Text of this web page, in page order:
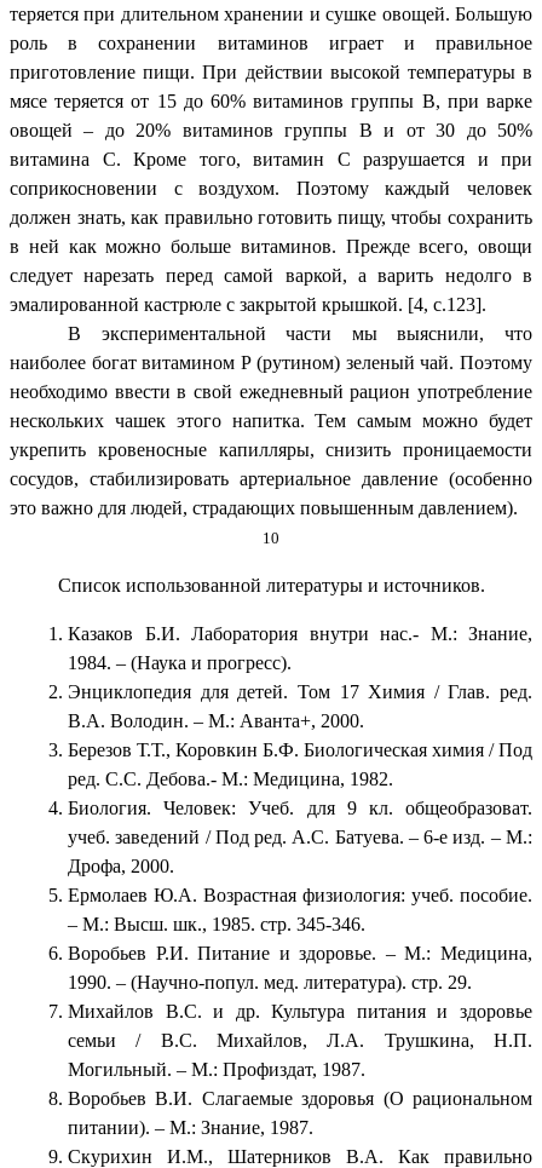
теряется при длительном хранении и сушке овощей. Большую
роль в сохранении витаминов играет и правильное
приготовление пищи. При действии высокой температуры в
мясе теряется от 15 до 60% витаминов группы В, при варке
овощей – до 20% витаминов группы В и от 30 до 50%
витамина С. Кроме того, витамин С разрушается и при
соприкосновении с воздухом. Поэтому каждый человек
должен знать, как правильно готовить пищу, чтобы сохранить
в ней как можно больше витаминов. Прежде всего, овощи
следует нарезать перед самой варкой, а варить недолго в
эмалированной кастрюле с закрытой крышкой. [4, c.123].
В экспериментальной части мы выяснили, что
наиболее богат витамином Р (рутином) зеленый чай. Поэтому
необходимо ввести в свой ежедневный рацион употребление
нескольких чашек этого напитка. Тем самым можно будет
укрепить кровеносные капилляры, снизить проницаемости
сосудов, стабилизировать артериальное давление (особенно
это важно для людей, страдающих повышенным давлением).
10
Список использованной литературы и источников.
Казаков Б.И. Лаборатория внутри нас.- М.: Знание,
1984. – (Наука и прогресс).
Энциклопедия для детей. Том 17 Химия / Глав. ред.
В.А. Володин. – М.: Аванта+, 2000.
Березов Т.Т., Коровкин Б.Ф. Биологическая химия / Под
ред. С.С. Дебова.- М.: Медицина, 1982.
Биология. Человек: Учеб. для 9 кл. общеобразоват.
учеб. заведений / Под ред. А.С. Батуева. – 6-е изд. – М.:
Дрофа, 2000.
Ермолаев Ю.А. Возрастная физиология: учеб. пособие.
– М.: Высш. шк., 1985. стр. 345-346.
Воробьев Р.И. Питание и здоровье. – М.: Медицина,
1990. – (Научно-попул. мед. литература). стр. 29.
Михайлов В.С. и др. Культура питания и здоровье
семьи / В.С. Михайлов, Л.А. Трушкина, Н.П.
Могильный. – М.: Профиздат, 1987.
Воробьев В.И. Слагаемые здоровья (О рациональном
питании). – М.: Знание, 1987.
Скурихин И.М., Шатерников В.А. Как правильно